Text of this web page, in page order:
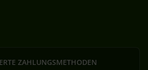
ZAHLUNGSMETHODEN